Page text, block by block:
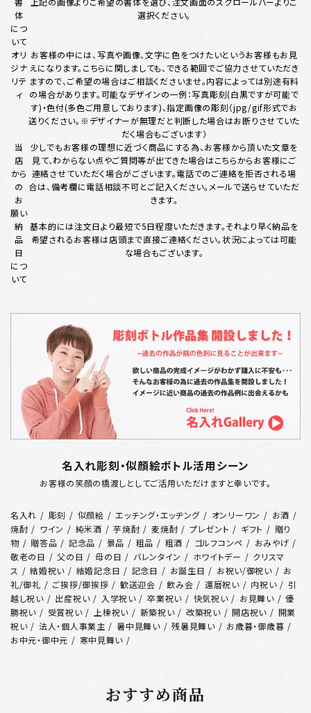
体
につ
いて
選択ください。
オリ
ジナ
リテ
ィ
お客様の中には、写真や画像、文字に色をつけたいというお客様もお見
えになります。こちらに関しましても、できる範囲でご協力させていただき
ますので、ご希望の場合はご相談くださいませ。内容によっては別途有料
の場合があります。可能なデザインの一例：写真彫刻(白黒ですが可能で
す)・色付(多色ご用意しております)、指定画像の彫刻（jpg/gif形式でお
送りください。※デザイナーが無理だと判断した場合はお断りさせていた
だく場合もございます）
当
店
から
の
お
願い
少しでもお客様の理想に近づく商品にする為、お客様から頂いた文章を
見て、わからない点やご質問等が出てきた場合はこちらからお客様にご
連絡させていただく場合がございます。電話でのご連絡を拒否される場
合は、備考欄に電話相談不可とご記入ください。メールで送らせていただ
きます。
納
品
日
につ
いて
基本的には注文日より最短で5日程度いただきます。それより早く納品を
希望されるお客様は店頭まで直接ご連絡ください。状況によっては可能
な場合もございます。
名入れ彫刻・似顔絵ボトル活用シーン
お客様の笑顔の橋渡しとしてご活用いただけますと幸いです。
名入れ 彫刻 似顔絵 エッチング・エッヂング オンリーワン
お酒
焼酎
ワイン 純米酒 芋焼酎 麦焼酎 プレゼント ギフト
贈り
物
贈答品 記念品 景品 粗品 粗酒 ゴルフコンペ
おみやげ
敬老の日
父の日 母の日 バレンタイン ホワイトデー
クリスマ
ス
結婚祝い 結婚記念日 記念日 お誕生日 お祝い/御祝い
お
礼/御礼
ご挨拶/御挨拶 歓送迎会 飲み会 還暦祝い 内祝い
引
越し祝い
出産祝い 入学祝い 卒業祝い 快気祝い お見舞い
優
勝祝い
受賞祝い 上棟祝い 新築祝い 改築祝い 開店祝い
開業
祝い
法人・個人事業主 暑中見舞い 残暑見舞い
お歳暮・御歳暮
お中元・御中元
寒中見舞い
おすすめ商品